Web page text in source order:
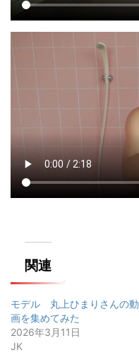
関連
モデル 丸上ひまりさんの動
画を集めてみた
2026年3月11日
JK